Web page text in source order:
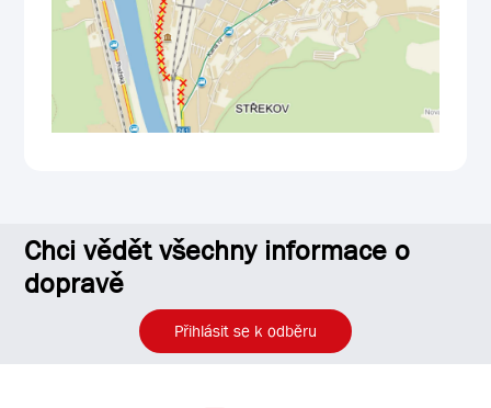
Chci vědět všechny informace o
dopravě
Přihlásit se k odběru